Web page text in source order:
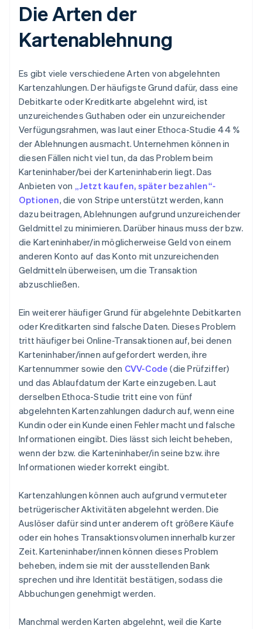
Die Arten der
Kartenablehnung
Es gibt viele verschiedene Arten von abgelehnten
Kartenzahlungen. Der häufigste Grund dafür, dass eine
Debitkarte oder Kreditkarte abgelehnt wird, ist
unzureichendes Guthaben oder ein unzureichender
Verfügungsrahmen, was laut einer Ethoca-Studie 44 %
der Ablehnungen ausmacht. Unternehmen können in
diesen Fällen nicht viel tun, da das Problem beim
Karteninhaber/bei der Karteninhaberin liegt. Das
Anbieten von „Jetzt kaufen, später bezahlen“-
Optionen, die von Stripe unterstützt werden, kann
dazu beitragen, Ablehnungen aufgrund unzureichender
Geldmittel zu minimieren. Darüber hinaus muss der bzw.
die Karteninhaber/in möglicherweise Geld von einem
anderen Konto auf das Konto mit unzureichenden
Geldmitteln überweisen, um die Transaktion
abzuschließen.
Ein weiterer häufiger Grund für abgelehnte Debitkarten
oder Kreditkarten sind falsche Daten. Dieses Problem
tritt häufiger bei Online-Transaktionen auf, bei denen
Karteninhaber/innen aufgefordert werden, ihre
Kartennummer sowie den CVV-Code (die Prüfziffer)
und das Ablaufdatum der Karte einzugeben. Laut
derselben Ethoca-Studie tritt eine von fünf
abgelehnten Kartenzahlungen dadurch auf, wenn eine
Kundin oder ein Kunde einen Fehler macht und falsche
Informationen eingibt. Dies lässt sich leicht beheben,
wenn der bzw. die Karteninhaber/in seine bzw. ihre
Informationen wieder korrekt eingibt.
Kartenzahlungen können auch aufgrund vermuteter
betrügerischer Aktivitäten abgelehnt werden. Die
Auslöser dafür sind unter anderem oft größere Käufe
oder ein hohes Transaktionsvolumen innerhalb kurzer
Zeit. Karteninhaber/innen können dieses Problem
beheben, indem sie mit der ausstellenden Bank
sprechen und ihre Identität bestätigen, sodass die
Abbuchungen genehmigt werden.
Manchmal werden Karten abgelehnt, weil die Karte